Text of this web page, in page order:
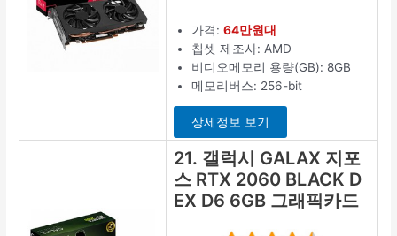
가격:64만원대
칩셋 제조사: AMD
비디오메모리 용량(GB): 8GB
메모리버스: 256-bit
상세정보 보기
21. 갤럭시 GALAX 지포
스 RTX 2060 BLACK D
EX D6 6GB 그래픽카드